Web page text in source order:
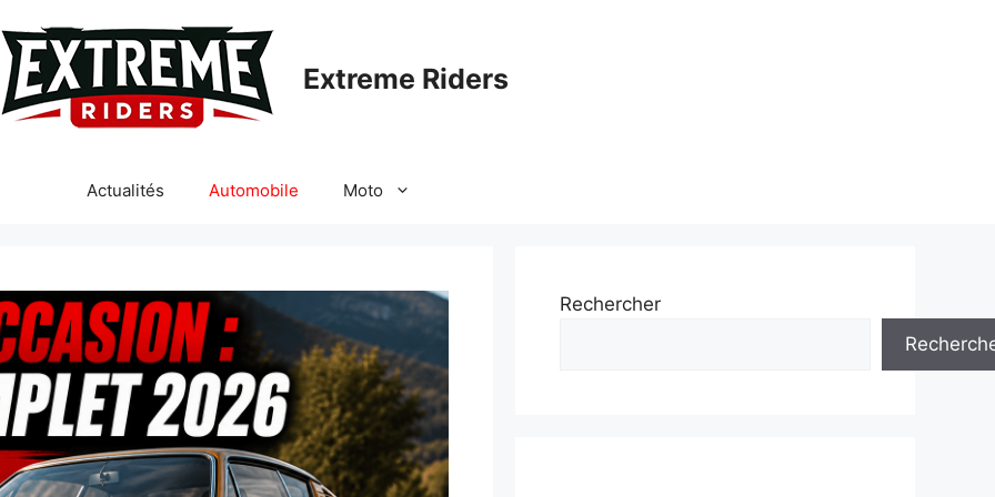
Extreme Riders
Actualités Automobile Moto
Rechercher